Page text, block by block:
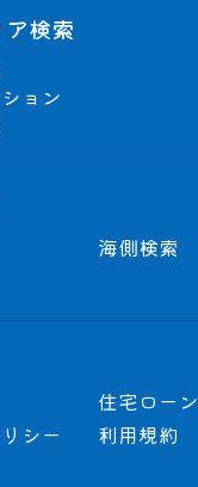
ア検索
ョン
海側検索
住宅ローン
シー
利用規約